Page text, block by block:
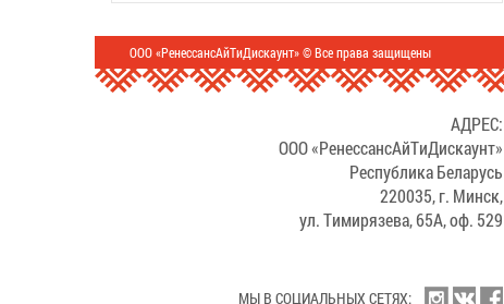
ООО «РенессансАйТиДискаунт» © Все права защищены
АДРЕС:
ООО «РенессансАйТиДискаунт»
Республика Беларусь
220035, г. Минск,
ул. Тимирязева, 65А, оф. 529
МЫ В СОЦИАЛЬНЫХ СЕТЯХ: